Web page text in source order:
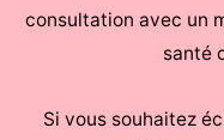
consultation avec un
santé
Si vous souhaitez